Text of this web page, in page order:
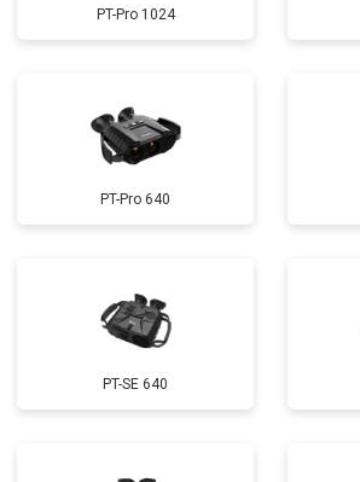
PT-Pro 1024
PT-Pro 640
PT-SE 640